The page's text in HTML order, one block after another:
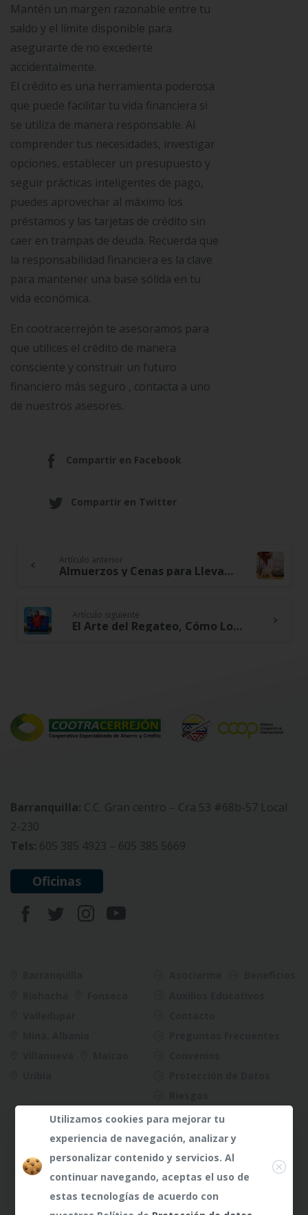
Mantén un margen razonable entre tu
saldo y el límite disponible para
asegurarte de no excederte
accidentalmente.
El crédito es una herramienta poderosa
que puede facilitar tu vida financiera si
se utiliza de manera responsable. Al
comprender tus necesidades, investigar
opciones, establecer un presupuesto y
seguir prácticas inteligentes de pago,
puedes aprovechar al máximo los
préstamos y las tarjetas de crédito sin
caer en trampas de deuda. Recuerda que
la responsabilidad financiera es la clave
para mantener una base sólida en tu
vida económica.
En cootracerrejón te asesoramos para
que utilices el crédito de manera
consciente y construir un futuro
financiero más seguro , contacta a uno
de nuestros asesores.
Compartir en Facebook
Compartir en Twitter
Continue
Reading
Artículo anterior
Almuerzos y Cenas para Llevar, Cuida tu Bolsillo con Ideas Prácticas y Económicas para Comidas de Trabajo y Escuela
Artículo siguiente
El Arte del Regateo, Cómo Lograr Mejores Acuerdos en tus Compras
Barranquilla: C.C. Gran centro – Cra 53 #68b-57 Local
2-230
Tels: 605 385 4923 – 605 385 5669
Oficinas
¿Dudas?Any te
atenderá
¿Dudas?Any te
atenderá
Utilizamos cookies para mejorar tu
experiencia de navegación, analizar y
personalizar contenido y servicios. Al
continuar navegando, aceptas el uso de
estas tecnologías de acuerdo con
Close